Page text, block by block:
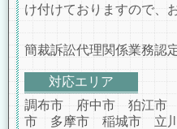
け付けておりますので、
簡裁訴訟代理関係業務
対応エリア
調布市 府中市 狛江市
市 多摩市 稲城市 立